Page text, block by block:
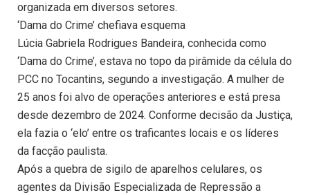
organizada em diversos setores.
‘Dama do Crime’ chefiava esquema
Lúcia Gabriela Rodrigues Bandeira, conhecida como
‘Dama do Crime’, estava no topo da pirâmide da célula do
PCC no Tocantins, segundo a investigação. A mulher de
25 anos foi alvo de operações anteriores e está presa
desde dezembro de 2024. Conforme decisão da Justiça,
ela fazia o ‘elo’ entre os traficantes locais e os líderes
da facção paulista.
Após a quebra de sigilo de aparelhos celulares, os
agentes da Divisão Especializada de Repressão a